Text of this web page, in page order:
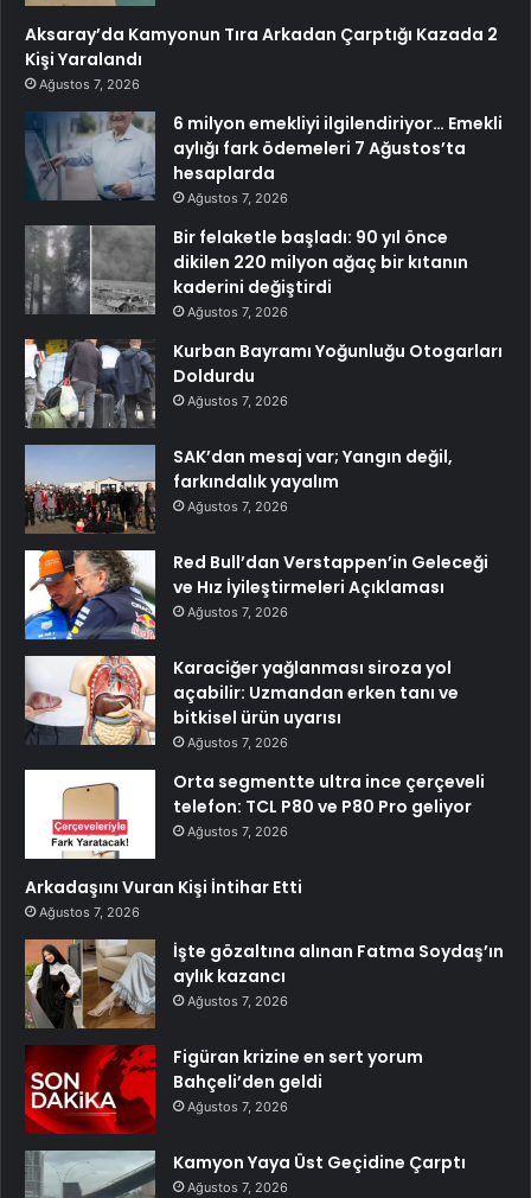
Aksaray’da Kamyonun Tıra Arkadan Çarptığı Kazada 2
Kişi Yaralandı
Ağustos 7, 2026
6 milyon emekliyi ilgilendiriyor… Emekli
aylığı fark ödemeleri 7 Ağustos’ta
hesaplarda
Ağustos 7, 2026
Bir felaketle başladı: 90 yıl önce
dikilen 220 milyon ağaç bir kıtanın
kaderini değiştirdi
Ağustos 7, 2026
Kurban Bayramı Yoğunluğu Otogarları
Doldurdu
Ağustos 7, 2026
SAK’dan mesaj var; Yangın değil,
farkındalık yayalım
Ağustos 7, 2026
Red Bull’dan Verstappen’in Geleceği
ve Hız İyileştirmeleri Açıklaması
Ağustos 7, 2026
Karaciğer yağlanması siroza yol
açabilir: Uzmandan erken tanı ve
bitkisel ürün uyarısı
Ağustos 7, 2026
Orta segmentte ultra ince çerçeveli
telefon: TCL P80 ve P80 Pro geliyor
Ağustos 7, 2026
Arkadaşını Vuran Kişi İntihar Etti
Ağustos 7, 2026
İşte gözaltına alınan Fatma Soydaş’ın
aylık kazancı
Ağustos 7, 2026
Figüran krizine en sert yorum
Bahçeli’den geldi
Ağustos 7, 2026
Kamyon Yaya Üst Geçidine Çarptı
Ağustos 7, 2026